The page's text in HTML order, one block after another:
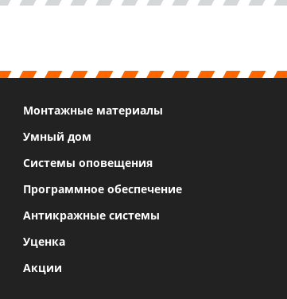
Монтажные материалы
Умный дом
Системы оповещения
Программное обеспечение
Антикражные системы
Уценка
Акции